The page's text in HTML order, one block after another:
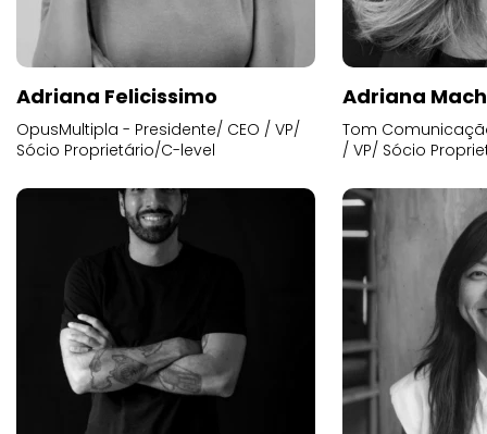
Adriana Felicissimo
OpusMultipla - Presidente/ CEO / VP/
Sócio Proprietário/C-level
Adriana
Tom
/ VP/ Sócio